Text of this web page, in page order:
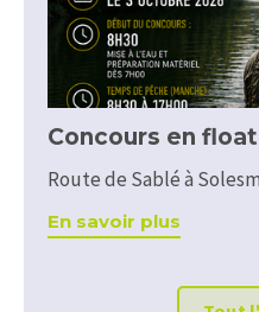
Concours en
Route de Sablé à
En savoir plus